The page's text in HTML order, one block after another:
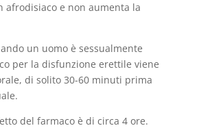
afrodisiaco e non aumenta la
un uomo è sessualmente
per la disfunzione erettile viene
di solito 30-60 minuti prima
del farmaco è di circa 4 ore.